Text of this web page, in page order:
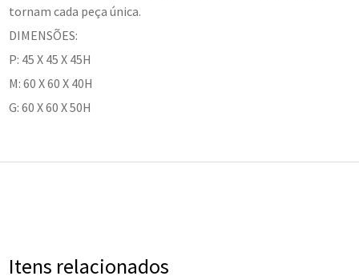
tornam cada peça única.
DIMENSÕES:
P: 45 X 45 X 45H
M: 60 X 60 X 40H
G: 60 X 60 X 50H
Itens relacionados